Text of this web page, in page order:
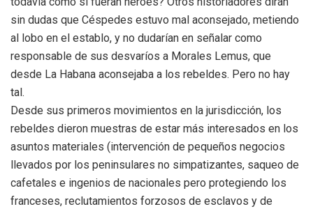
sin dudas que Céspedes estuvo mal aconsejado, metiendo
al lobo en el establo, y no dudarían en señalar como
responsable de sus desvaríos a Morales Lemus, que
desde La Habana aconsejaba a los rebeldes. Pero no hay
tal.
Desde sus primeros movimientos en la jurisdicción, los
rebeldes dieron muestras de estar más interesados en los
asuntos materiales (intervención de pequeños negocios
llevados por los peninsulares no simpatizantes, saqueo de
cafetales e ingenios de nacionales pero protegiendo los
franceses, reclutamientos forzosos de esclavos y de